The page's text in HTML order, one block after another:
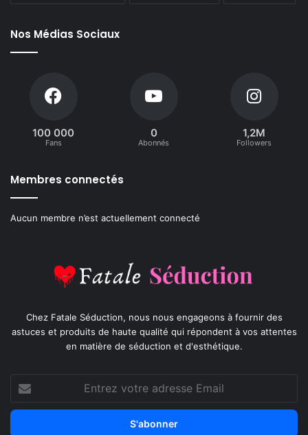
Nos Médias Sociaux
100 000
Fans
0
Abonnés
1,2M
Followers
Membres connectés
Aucun membre n’est actuellement connecté
Chez Fatale Séduction, nous nous engageons à fournir des
astuces et produits de haute qualité qui répondent à vos attentes
en matière de séduction et d'esthétique.
votre
adresse